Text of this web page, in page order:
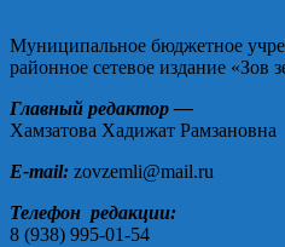
Муниципальное бюджетное
районное сетевое издание «Зов
Главный редактор —
Хамзатова Хадижат Рамзановна
E-mail: zovzemli@mail.ru
Телефон редакции:
8 (938) 995-01-54